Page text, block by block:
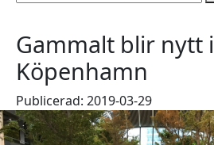
Gammalt blir nytt i
Köpenhamn
Publicerad: 2019-03-29